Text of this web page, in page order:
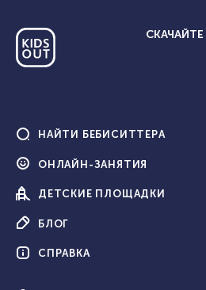
НАЙТИ БЕБИСИТТЕРА
ОНЛАЙН-ЗАНЯТИЯ
ДЕТСКИЕ ПЛОЩАДКИ
БЛОГ
СПРАВКА